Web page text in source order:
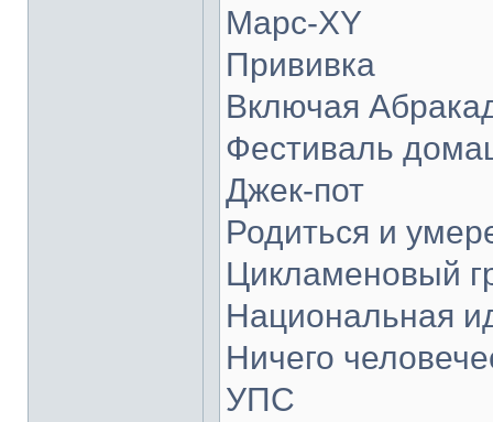
Марс-XY
Прививка
Включая
Фестиваль
Джек-пот
Родиться и
Цикламеновый
Национальная
Ничего
УПС